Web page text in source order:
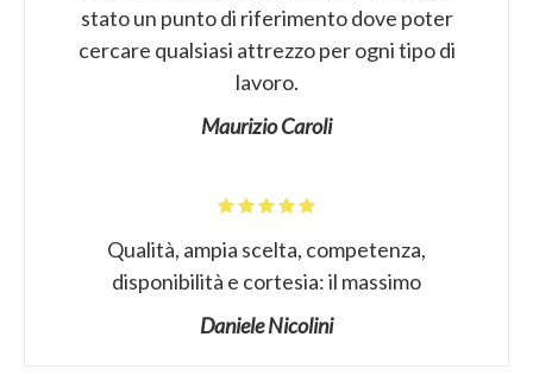
stato un punto di riferimento dove poter
cercare qualsiasi attrezzo per ogni tipo di
lavoro.
Maurizio Caroli
Qualità, ampia scelta, competenza,
disponibilità e cortesia: il massimo
Daniele Nicolini